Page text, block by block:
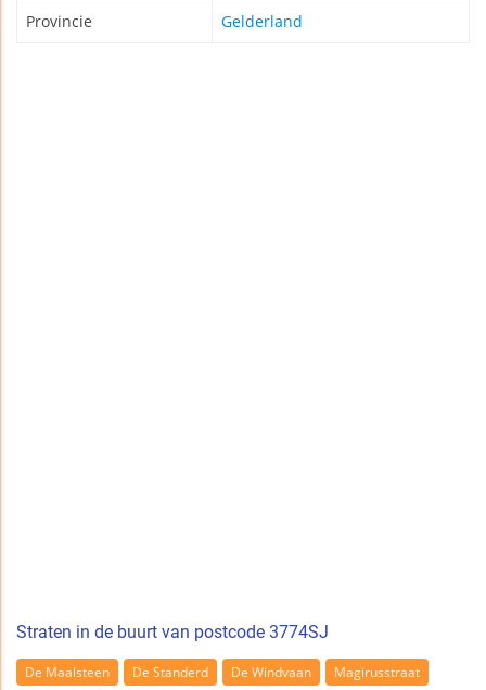
Provincie Gelderland
Straten in de buurt van postcode 3774SJ
De Maalsteen De Standerd De Windvaan
Magirusstraat